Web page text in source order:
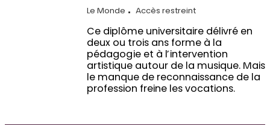
Le Monde Accès restreint
Ce diplôme universitaire délivré en
deux ou trois ans forme à la
pédagogie et à l’intervention
artistique autour de la musique. Mais
le manque de reconnaissance de la
profession freine les vocations.